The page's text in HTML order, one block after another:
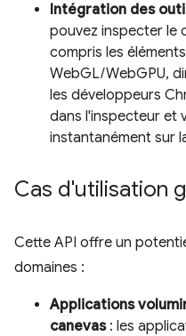
Intégration des
pouvez inspecter le
compris les
WebGL/WebGPU,
les développeurs
dans l'inspecteur et
instantanément sur
Cas d'utilisation
Cette API offre un
domaines :
Applications
canevas: les